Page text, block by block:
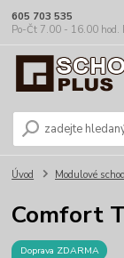
605 703 535
Po-Čt 7.00 - 16.00 hod.
Úvod Modulové
Comfort
Doprava ZDARMA